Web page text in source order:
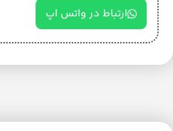
ارتباط در واتس اپ